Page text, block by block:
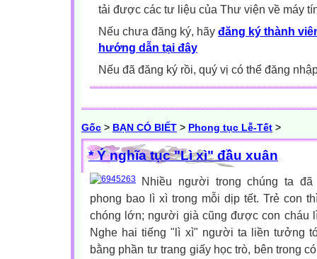
tải được các tư liệu của Thư viện về máy
Nếu chưa đăng ký, hãy đăng ký thành
hướng dẫn tại đây
Nếu đã đăng ký rồi, quý vị có thể đăng
Gốc > BẠN CÓ BIẾT > Phong tục Lễ-Tết >
* Ý nghĩa tục "Lì xì" đầu xuân
Nhiều người trong chúng ta
phong bao lì xì trong mỗi dịp tết. Trẻ con
chóng lớn; người già cũng được con cháu
Nghe hai tiếng "lì xì" người ta liền tưởng
bằng phần tư trang giấy học trò, bên trong